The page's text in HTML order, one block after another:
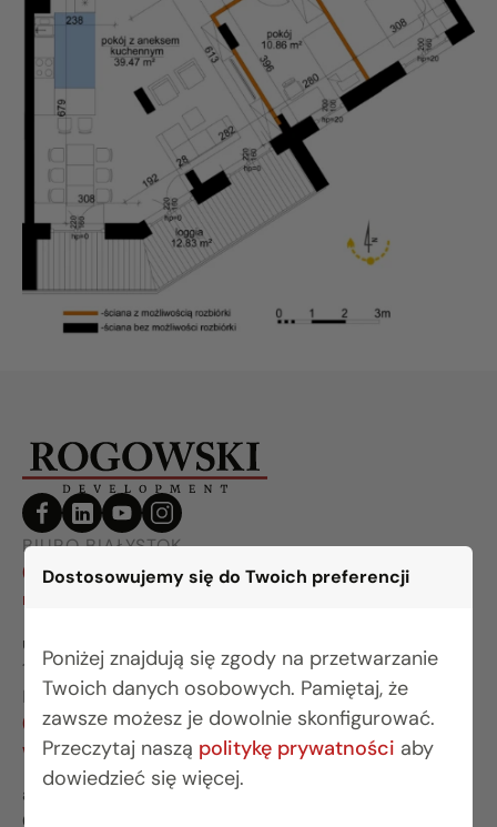
Dostosowujemy się do Twoich preferencji
Poniżej znajdują się zgody na przetwarzanie
Twoich danych osobowych. Pamiętaj, że
zawsze możesz je dowolnie skonfigurować.
Przeczytaj naszą politykę prywatności aby
dowiedzieć się więcej.
BIURO BIAŁYSTOK
(85) 749 99 09
mieszkania@rogowskidevelopment.pl
ul. Legionowa 28 lok. 202
15-281 Białystok
BIURO WARSZAWA
(22) 642 03 55
warszawa@rogowskidevelopment.pl
al. Wilanowska 67E lok. U5
02-765 Warszawa